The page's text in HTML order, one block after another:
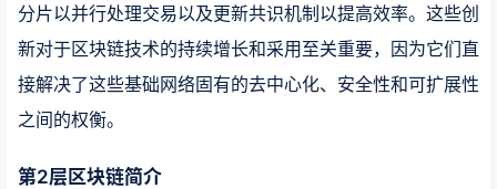
分片以并行处理交易以及更新共识机制以提高效率。这些创
新对于区块链技术的持续增长和采用至关重要，因为它们直
接解决了这些基础网络固有的去中心化、安全性和可扩展性
之间的权衡。
第2层区块链简介